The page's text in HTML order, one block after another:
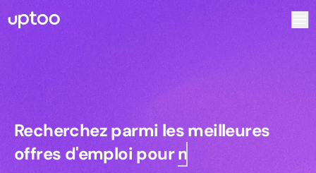
Recherchez parmi les meilleures
Recherchez parmi les meilleures
offres d'emploi pourmanagers